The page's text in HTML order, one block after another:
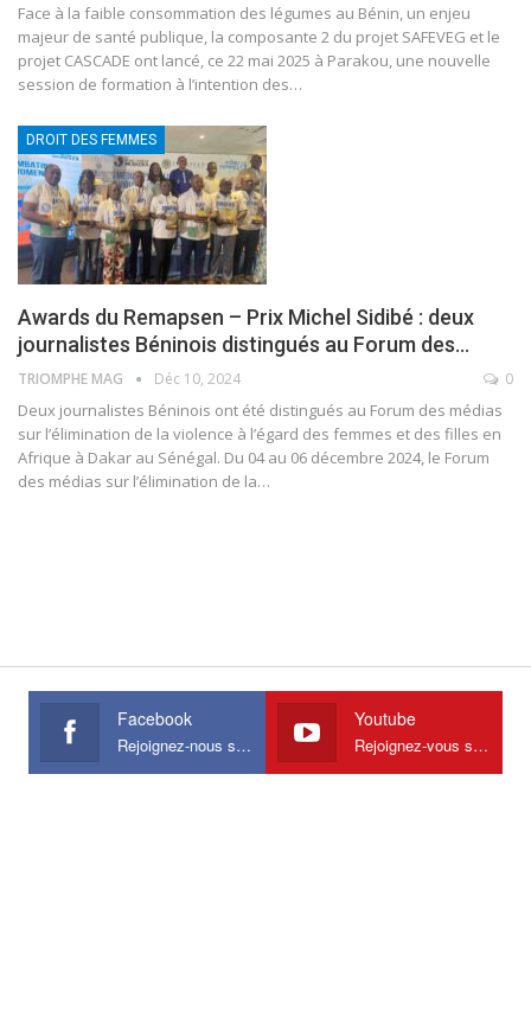
Face à la faible consommation des légumes au Bénin, un enjeu
majeur de santé publique, la composante 2 du projet SAFEVEG et le
projet CASCADE ont lancé, ce 22 mai 2025 à Parakou, une nouvelle
session de formation à l’intention des…
DROIT DES FEMMES
Awards du Remapsen – Prix Michel Sidibé : deux
journalistes Béninois distingués au Forum des…
TRIOMPHE MAG Déc 10, 2024 0
Deux journalistes Béninois ont été distingués au Forum des médias
sur l’élimination de la violence à l’égard des femmes et des filles en
Afrique à Dakar au Sénégal. Du 04 au 06 décembre 2024, le Forum
des médias sur l’élimination de la…
Facebook
Rejoignez-nous sur Facebook
Youtube
Rejoignez-vous sur Youtube